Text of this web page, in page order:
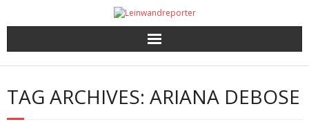
Kritiken
Filme und Serien nach Punkten
TAG ARCHIVES: ARIANA DEBOSE